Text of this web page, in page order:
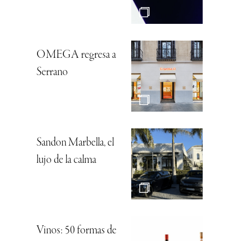
OMEGA regresa a
Serrano
Sandon Marbella, el
lujo de la calma
Vinos: 50 formas de